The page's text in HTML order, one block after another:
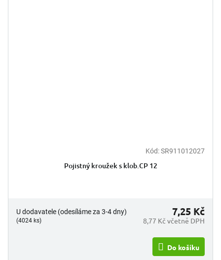
Kód:SR911012027
Pojistný kroužek s klob.CP 12
U dodavatele (odesíláme za 3-4 dny)
(4024 ks) 8,77 Kč včetně DPH
7,25 Kč
Do košíku